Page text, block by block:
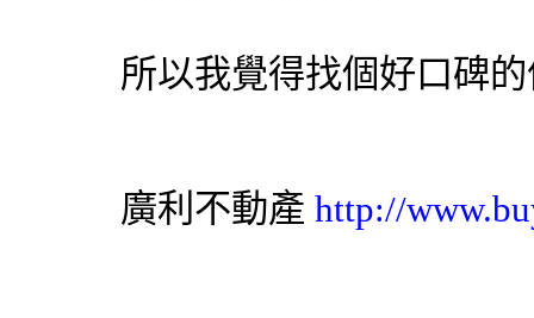
所以我覺得找個好口碑
廣利不動產 http://